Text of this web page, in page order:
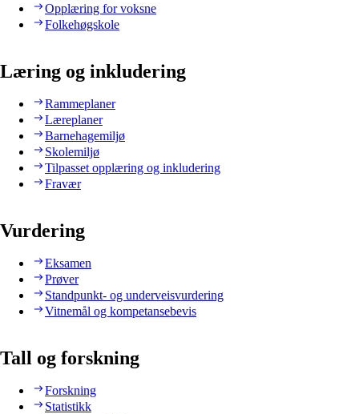
Opplæring for voksne
Folkehøgskole
Læring og inkludering
Rammeplaner
Læreplaner
Barnehagemiljø
Skolemiljø
Tilpasset opplæring og inkludering
Fravær
Vurdering
Eksamen
Prøver
Standpunkt- og underveisvurdering
Vitnemål og kompetansebevis
Tall og forskning
Forskning
Statistikk